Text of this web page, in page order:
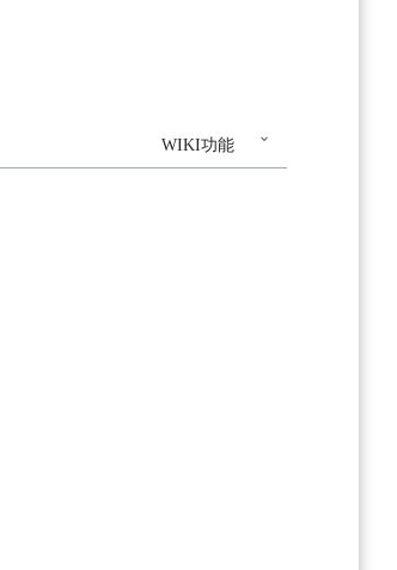
WIKI功能